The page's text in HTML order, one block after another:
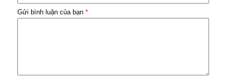
Gửi bình luận của bạn *